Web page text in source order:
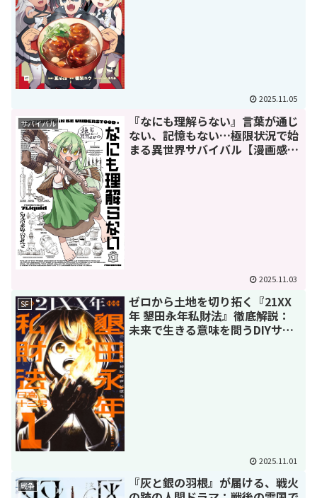
2025.11.05
サバイバル
『なにも理解らない』言葉が通じ
ない、記憶もない…極限状況で始
まる異世界サバイバル【漫画感
2025.11.03
SF
ゼロから土地を切り拓く『21XX
年 墾田永年私財法』徹底解説：
未来で生きる意味を問うDIYサバ
2025.11.01
戦争
『灰と銀の羽根』が届ける、戦火